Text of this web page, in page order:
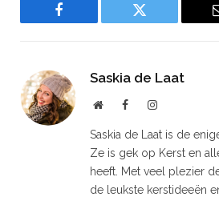
Facebook Twitter
Saskia de Laat
WebsiteFacebookInstagram
Saskia de Laat is de
Ze is gek op Kerst en
heeft. Met veel plezier
de leukste kerstideeën